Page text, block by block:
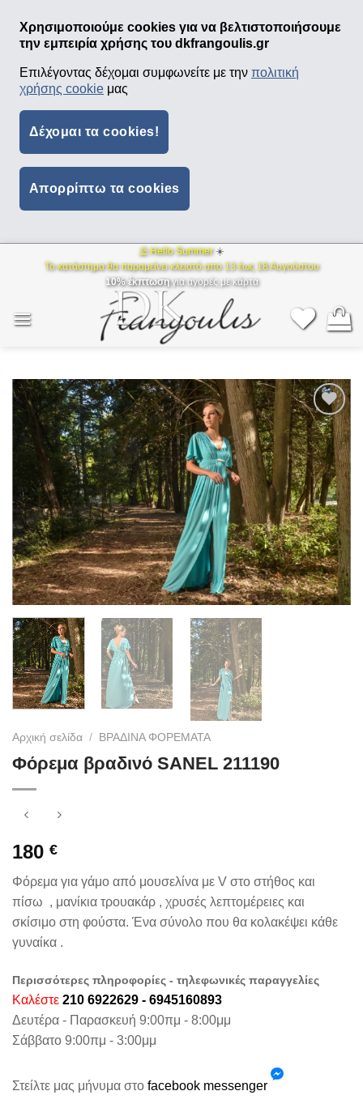
Χρησιμοποιούμε cookies για να βελτιστοποιήσουμε
την εμπειρία χρήσης του dkfrangoulis.gr
Επιλέγοντας δέχομαι συμφωνείτε με την πολιτική
χρήσης cookie μας
Δέχομαι τα cookies!
Απορρίπτω τα cookies
⛱ Hello Summer ☀️
Το κατάστημα θα παραμείνει κλειστό απο 13 έως 18 Αυγούστου
10% έκπτωσηγια αγορές με κάρτα
Add to
wishlist
Αρχική σελίδα / ΒΡΑΔΙΝΑ ΦΟΡΕΜΑΤΑ
Φόρεμα βραδινό SANEL 211190
180 €
Φόρεμα για γάμο από μουσελίνα με V στο στήθος και
πίσω , μανίκια τρουακάρ , χρυσές λεπτομέρειες και
σκίσιμο στη φούστα. Ένα σύνολο που θα κολακέψει κάθε
γυναίκα .
Περισσότερες πληροφορίες - τηλεφωνικές παραγγελίες
Καλέστε 210 6922629 - 6945160893
Δευτέρα - Παρασκευή 9:00πμ - 8:00μμ
Σάββατο 9:00πμ - 3:00μμ
Στείλτε μας μήνυμα στο facebook messenger